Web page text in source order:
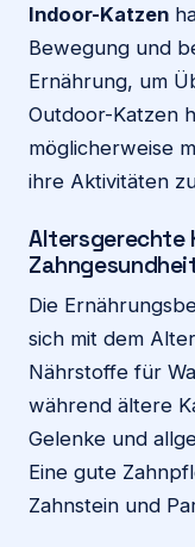
Indoor-Katzen
Bewegung und
Ernährung, um
Outdoor-Katzen
möglicherweise
ihre Aktivitäten
Altersgerechte
Die
sich mit dem
Nährstoffe für
während ältere
Gelenke und
Eine gute
Zahnstein und